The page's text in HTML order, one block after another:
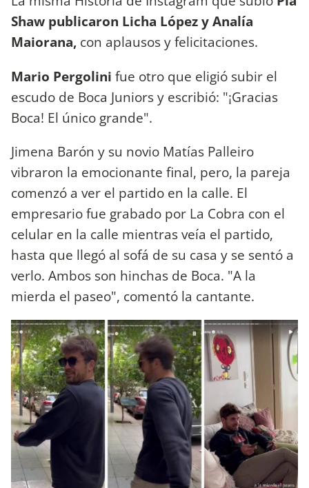
Shaw publicaron Licha López y Analía
Maiorana, con aplausos y felicitaciones.
Mario Pergolini fue otro que eligió subir el
escudo de Boca Juniors y escribió: "¡Gracias
Boca! El único grande".
Jimena Barón y su novio Matías Palleiro
vibraron la emocionante final, pero, la pareja
comenzó a ver el partido en la calle. El
empresario fue grabado por La Cobra con el
celular en la calle mientras veía el partido,
hasta que llegó al sofá de su casa y se sentó a
verlo. Ambos son hinchas de Boca. "A la
mierda el paseo", comentó la cantante.